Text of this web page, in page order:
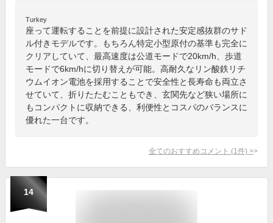
Turkey
座って運転することを前提に設計された安定感抜群のサド
ル付きモデルです。もちろん特定小型原付の基準も完全に
クリアしていて、最高速度は公道モードで20km/h、歩道
モードで6km/hに切り替えが可能。高耐久なリン酸鉄リチ
ウムイオン電池を採用することで安全性と長寿命も両立さ
せていて、折りたたむこともでき、玄関先など狭い場所に
もコンパクトに収納できる、利便性とコスパのバランスに
優れた一台です。
全てのおすすめコメント (1 件) >
14